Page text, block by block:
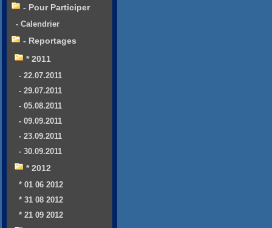
- Pour Participer
- Calendrier
- Reportages
* 2011
- 22.07.2011
- 29.07.2011
- 05.08.2011
- 09.09.2011
- 23.09.2011
- 30.09.2011
* 2012
* 01 06 2012
* 31 08 2012
* 21 09 2012